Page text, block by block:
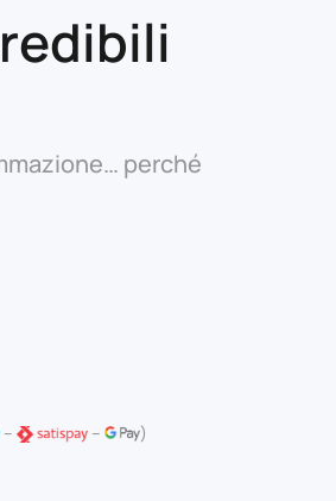
perché
– –
)